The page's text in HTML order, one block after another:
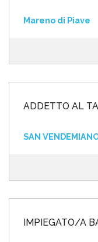
Mareno di Piave
ADDETTO AL
SAN
IMPIEGATO/A